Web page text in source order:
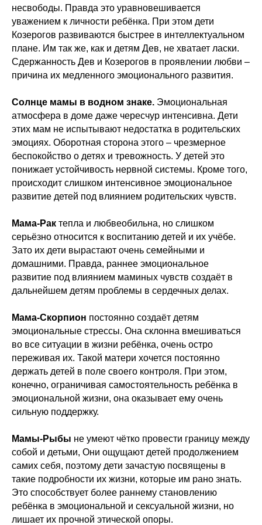
несвободы. Правда это уравновешивается
уважением к личности ребёнка. При этом дети
Козерогов развиваются быстрее в интеллектуальном
плане. Им так же, как и детям Дев, не хватает ласки.
Сдержанность Дев и Козерогов в проявлении любви –
причина их медленного эмоционального развития.
Солнце мамы в водном знаке. Эмоциональная
атмосфера в доме даже чересчур интенсивна. Дети
этих мам не испытывают недостатка в родительских
эмоциях. Оборотная сторона этого – чрезмерное
беспокойство о детях и тревожность. У детей это
понижает устойчивость нервной системы. Кроме того,
происходит слишком интенсивное эмоциональное
развитие детей под влиянием родительских чувств.
Мама-Рак тепла и любвеобильна, но слишком
серьёзно относится к воспитанию детей и их учёбе.
Зато их дети вырастают очень семейными и
домашними. Правда, раннее эмоциональное
развитие под влиянием маминых чувств создаёт в
дальнейшем детям проблемы в сердечных делах.
Мама-Скорпион постоянно создаёт детям
эмоциональные стрессы. Она склонна вмешиваться
во все ситуации в жизни ребёнка, очень остро
переживая их. Такой матери хочется постоянно
держать детей в поле своего контроля. При этом,
конечно, ограничивая самостоятельность ребёнка в
эмоциональной жизни, она оказывает ему очень
сильную поддержку.
Мамы-Рыбы не умеют чётко провести границу между
собой и детьми, Они ощущают детей продолжением
самих себя, поэтому дети зачастую посвящены в
такие подробности их жизни, которые им рано знать.
Это способствует более раннему становлению
ребёнка в эмоциональной и сексуальной жизни, но
лишает их прочной этической опоры.